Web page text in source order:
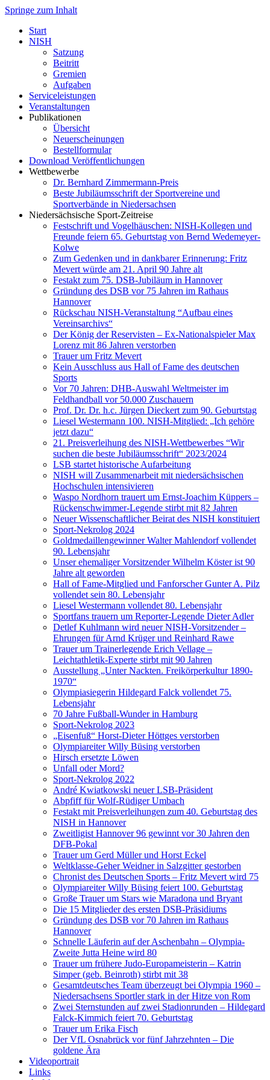
Springe zum Inhalt
Start
NISH
Satzung
Beitritt
Gremien
Aufgaben
Serviceleistungen
Veranstaltungen
Publikationen
Übersicht
Neuerscheinungen
Bestellformular
Download Veröffentlichungen
Wettbewerbe
Dr. Bernhard Zimmermann-Preis
Beste Jubiläumsschrift der Sportvereine und
Sportverbände in Niedersachsen
Niedersächsische Sport-Zeitreise
Festschrift und Vogelhäuschen: NISH-Kollegen und
Freunde feiern 65. Geburtstag von Bernd Wedemeyer-
Kolwe
Zum Gedenken und in dankbarer Erinnerung: Fritz
Mevert würde am 21. April 90 Jahre alt
Festakt zum 75. DSB-Jubiläum in Hannover
Gründung des DSB vor 75 Jahren im Rathaus
Hannover
Rückschau NISH-Veranstaltung “Aufbau eines
Vereinsarchivs“
Der König der Reservisten – Ex-Nationalspieler Max
Lorenz mit 86 Jahren verstorben
Trauer um Fritz Mevert
Kein Ausschluss aus Hall of Fame des deutschen
Sports
Vor 70 Jahren: DHB-Auswahl Weltmeister im
Feldhandball vor 50.000 Zuschauern
Prof. Dr. Dr. h.c. Jürgen Dieckert zum 90. Geburtstag
Liesel Westermann 100. NISH-Mitglied: „Ich gehöre
jetzt dazu“
21. Preisverleihung des NISH-Wettbewerbes “Wir
suchen die beste Jubiläumsschrift“ 2023/2024
LSB startet historische Aufarbeitung
NISH will Zusammenarbeit mit niedersächsischen
Hochschulen intensivieren
Waspo Nordhorn trauert um Ernst-Joachim Küppers –
Rückenschwimmer-Legende stirbt mit 82 Jahren
Neuer Wissenschaftlicher Beirat des NISH konstituiert
Sport-Nekrolog 2024
Goldmedaillengewinner Walter Mahlendorf vollendet
90. Lebensjahr
Unser ehemaliger Vorsitzender Wilhelm Köster ist 90
Jahre alt geworden
Hall of Fame-Mitglied und Fanforscher Gunter A. Pilz
vollendet sein 80. Lebensjahr
Liesel Westermann vollendet 80. Lebensjahr
Sportfans trauern um Reporter-Legende Dieter Adler
Detlef Kuhlmann wird neuer NISH-Vorsitzender –
Ehrungen für Arnd Krüger und Reinhard Rawe
Trauer um Trainerlegende Erich Vellage –
Leichtathletik-Experte stirbt mit 90 Jahren
Ausstellung „Unter Nackten. Freikörperkultur 1890-
1970“
Olympiasiegerin Hildegard Falck vollendet 75.
Lebensjahr
70 Jahre Fußball-Wunder in Hamburg
Sport-Nekrolog 2023
„Eisenfuß“ Horst-Dieter Höttges verstorben
Olympiareiter Willy Büsing verstorben
Hirsch ersetzte Löwen
Unfall oder Mord?
Sport-Nekrolog 2022
André Kwiatkowski neuer LSB-Präsident
Abpfiff für Wolf-Rüdiger Umbach
Festakt mit Preisverleihungen zum 40. Geburtstag des
NISH in Hannover
Zweitligist Hannover 96 gewinnt vor 30 Jahren den
DFB-Pokal
Trauer um Gerd Müller und Horst Eckel
Weltklasse-Geher Weidner in Salzgitter gestorben
Chronist des Deutschen Sports – Fritz Mevert wird 75
Olympiareiter Willy Büsing feiert 100. Geburtstag
Große Trauer um Stars wie Maradona und Bryant
Die 15 Mitglieder des ersten DSB-Präsidiums
Gründung des DSB vor 70 Jahren im Rathaus
Hannover
Schnelle Läuferin auf der Aschenbahn – Olympia-
Zweite Jutta Heine wird 80
Trauer um frühere Judo-Europameisterin – Katrin
Simper (geb. Beinroth) stirbt mit 38
Gesamtdeutsches Team überzeugt bei Olympia 1960 –
Niedersachsens Sportler stark in der Hitze von Rom
Zwei Sternstunden auf zwei Stadionrunden – Hildegard
Falck-Kimmich feiert 70. Geburtstag
Trauer um Erika Fisch
Der VfL Osnabrück vor fünf Jahrzehnten – Die
goldene Ära
Videoportrait
Links